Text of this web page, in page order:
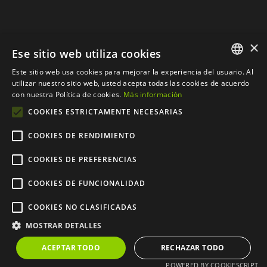
© Copyright 2012 - 2024 |
Web desarrollada por
los derechos reservados
SPANISH
×
Ese sitio web utiliza cookies
Este sitio web usa cookies para mejorar la experiencia del usuario. Al
utilizar nuestro sitio web, usted acepta todas las cookies de acuerdo
con nuestra Política de cookies. Más información
COOKIES ESTRICTAMENTE NECESARIAS
COOKIES DE RENDIMIENTO
COOKIES DE PREFERENCIAS
COOKIES DE FUNCIONALIDAD
COOKIES NO CLASIFICADAS
MOSTRAR DETALLES
ACEPTAR TODO RECHAZAR TODO
POWERED BY COOKIESCRIPT